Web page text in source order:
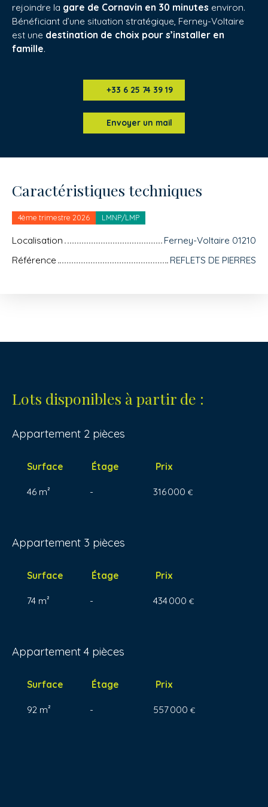
rejoindre la gare de Cornavin en 30 minutes environ.
Bénéficiant d’une situation stratégique, Ferney-Voltaire
est une destination de choix pour s’installer en
famille.
+33 6 25 74 39 19
Envoyer un mail
Caractéristiques techniques
4ème trimestre 2026 LMNP/LMP
Localisation
Ferney-Voltaire 01210
Référence
REFLETS DE PIERRES
Lots disponibles à partir de :
Appartement 2 pièces
Surface Étage Prix
46 m² - 316 000 €
Appartement 3 pièces
Surface Étage Prix
74 m² - 434 000 €
Appartement 4 pièces
Surface Étage Prix
92 m² - 557 000 €